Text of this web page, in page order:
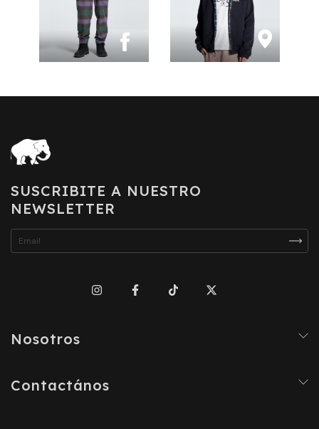
SUSCRIBITE A NUESTRO
NEWSLETTER
Nosotros
Contactános